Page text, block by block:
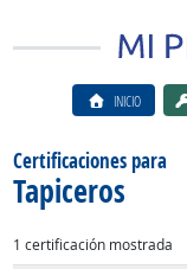
INICIO
Certificaciones para
Tapiceros
1 certificación mostrada